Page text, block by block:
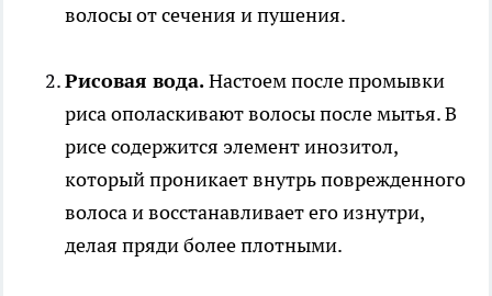
волосы от сечения и пушения.
Рисовая вода.Настоем после промывки
риса ополаскивают волосы после мытья. В
рисе содержится элемент инозитол,
который проникает внутрь поврежденного
волоса и восстанавливает его изнутри,
делая пряди более плотными.